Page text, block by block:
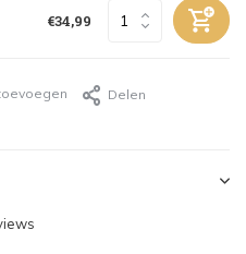
€34,99
Delen